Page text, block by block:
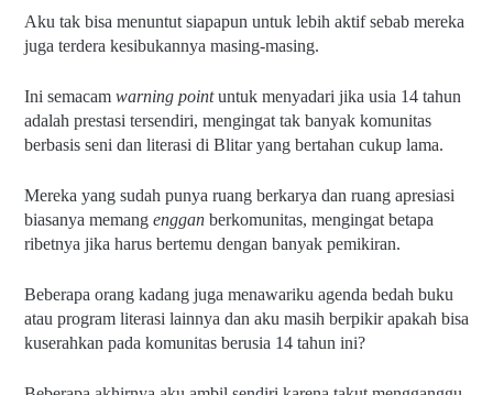
Aku tak bisa menuntut siapapun untuk lebih aktif sebab mereka
juga terdera kesibukannya masing-masing.
Ini semacam warning point untuk menyadari jika usia 14 tahun
adalah prestasi tersendiri, mengingat tak banyak komunitas
berbasis seni dan literasi di Blitar yang bertahan cukup lama.
Mereka yang sudah punya ruang berkarya dan ruang apresiasi
biasanya memang enggan berkomunitas, mengingat betapa
ribetnya jika harus bertemu dengan banyak pemikiran.
Beberapa orang kadang juga menawariku agenda bedah buku
atau program literasi lainnya dan aku masih berpikir apakah bisa
kuserahkan pada komunitas berusia 14 tahun ini?